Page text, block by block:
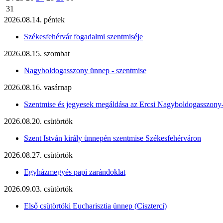
31
2026.08.14. péntek
Székesfehérvár fogadalmi szentmiséje
2026.08.15. szombat
Nagyboldogasszony ünnep - szentmise
2026.08.16. vasárnap
Szentmise és jegyesek megáldása az Ercsi
2026.08.20. csütörtök
Szent István király ünnepén szentmise Székesfehérváron
2026.08.27. csütörtök
Egyházmegyés papi zarándoklat
2026.09.03. csütörtök
Első csütörtöki Eucharisztia ünnep (Ciszterci)